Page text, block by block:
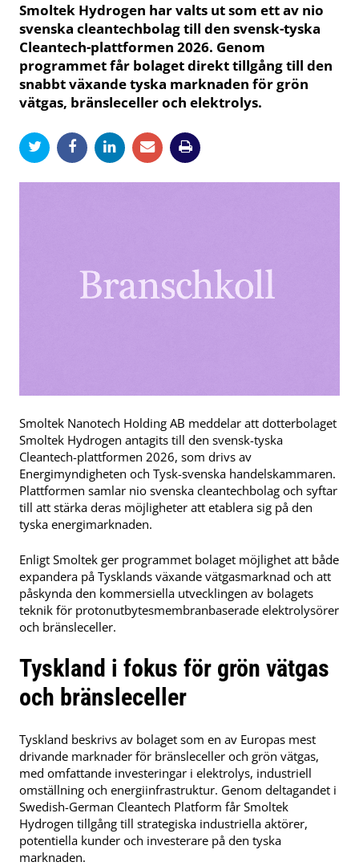
Smoltek Hydrogen har valts ut som ett av nio
svenska cleantechbolag till den svensk-tyska
Cleantech-plattformen 2026. Genom
programmet får bolaget direkt tillgång till den
snabbt växande tyska marknaden för grön
vätgas, bränsleceller och elektrolys.
Smoltek Nanotech Holding AB meddelar att dotterbolaget
Smoltek Hydrogen antagits till den svensk-tyska
Cleantech-plattformen 2026, som drivs av
Energimyndigheten och Tysk-svenska handelskammaren.
Plattformen samlar nio svenska cleantechbolag och syftar
till att stärka deras möjligheter att etablera sig på den
tyska energimarknaden.
Enligt Smoltek ger programmet bolaget möjlighet att både
expandera på Tysklands växande vätgasmarknad och att
påskynda den kommersiella utvecklingen av bolagets
teknik för protonutbytesmembranbaserade elektrolysörer
och bränsleceller.
Tyskland i fokus för grön vätgas
och bränsleceller
Tyskland beskrivs av bolaget som en av Europas mest
drivande marknader för bränsleceller och grön vätgas,
med omfattande investeringar i elektrolys, industriell
omställning och energiinfrastruktur. Genom deltagandet i
Swedish-German Cleantech Platform får Smoltek
Hydrogen tillgång till strategiska industriella aktörer,
potentiella kunder och investerare på den tyska
marknaden.